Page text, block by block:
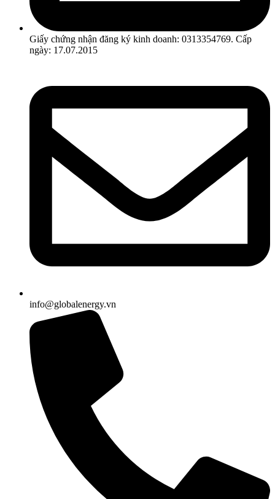
Giấy chứng nhận đăng ký kinh doanh: 0313354769. Cấp
ngày: 17.07.2015
info@globalenergy.vn